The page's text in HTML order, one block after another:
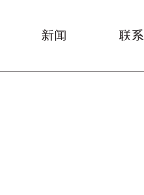
新闻 联系